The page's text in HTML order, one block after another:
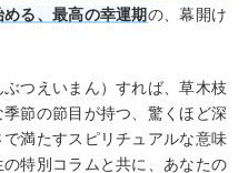
る、最高の幸運期の、幕開け
つえいまん）すれば、草木枝
節の節目が持つ、驚くほど深
満たすスピリチュアルな意味
特別コラムと共に、あなたの